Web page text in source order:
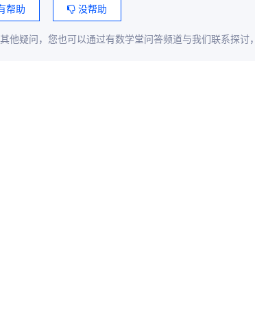
帮助 没帮助
他疑问，您也可以通过有数学堂问答频道与我们联系探讨，